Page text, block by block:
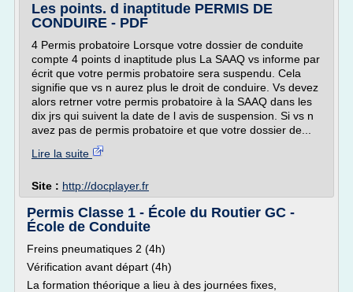
Les points. d inaptitude PERMIS DE
CONDUIRE - PDF
4 Permis probatoire Lorsque votre dossier de conduite
compte 4 points d inaptitude plus La SAAQ vs informe par
écrit que votre permis probatoire sera suspendu. Cela
signifie que vs n aurez plus le droit de conduire. Vs devez
alors retrner votre permis probatoire à la SAAQ dans les
dix jrs qui suivent la date de l avis de suspension. Si vs n
avez pas de permis probatoire et que votre dossier de...
Lire la suite
Site : http://docplayer.fr
Permis Classe 1 - École du Routier GC -
École de Conduite
Freins pneumatiques 2 (4h)
Vérification avant départ (4h)
La formation théorique a lieu à des journées fixes,